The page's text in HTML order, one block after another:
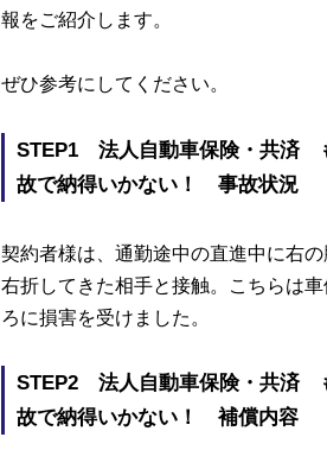
報をご紹介します。
ぜひ参考にしてください。
STEP1 法人自動車保険・共済
故で納得いかない！ 事故状況
契約者様は、通勤途中の直進中に右の
右折してきた相手と接触。こちらは
ろに損害を受けました。
STEP2 法人自動車保険・共済
故で納得いかない！ 補償内容